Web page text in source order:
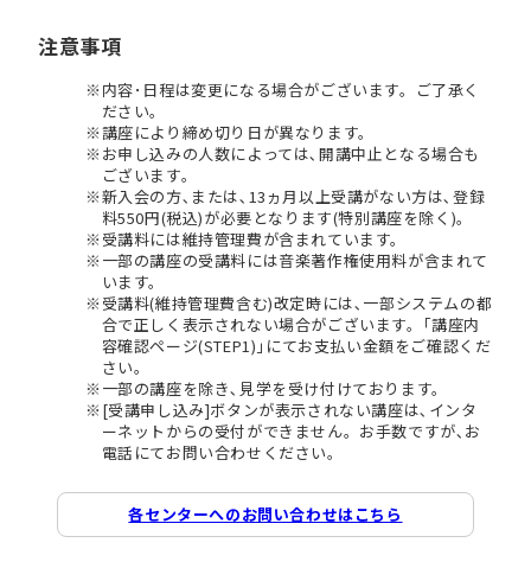
注意事項
内容･日程は変更になる場合がございます。ご了承く
ださい。
講座により締め切り日が異なります。
お申し込みの人数によっては､開講中止となる場合も
ございます。
新入会の方､または､13ヵ月以上受講がない方は､登録
料550円(税込)が必要となります(特別講座を除く)。
受講料には維持管理費が含まれています。
一部の講座の受講料には音楽著作権使用料が含まれて
います。
受講料(維持管理費含む)改定時には､一部システムの都
合で正しく表示されない場合がございます。｢講座内
容確認ページ(STEP1)｣にてお支払い金額をご確認くだ
さい。
一部の講座を除き､見学を受け付けております。
[受講申し込み]ボタンが表示されない講座は､インタ
ーネットからの受付ができません。お手数ですが､お
電話にてお問い合わせください。
各センターへのお問い合わせはこちら